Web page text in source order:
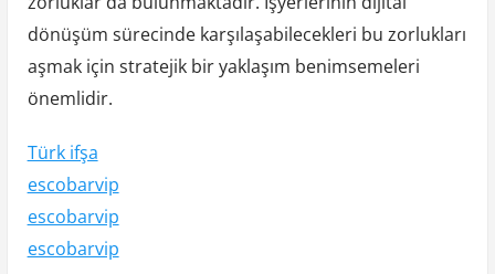
dönüşüm sürecinde karşılaşabilecekleri bu zorlukları
aşmak için stratejik bir yaklaşım benimsemeleri
önemlidir.
Türk ifşa
escobarvip
escobarvip
escobarvip